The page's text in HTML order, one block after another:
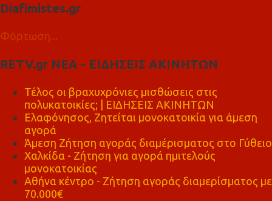
Diafimistes.gr
Φόρτωση...
RETV.gr ΝΕΑ - ΕΙΔΗΣΕΙΣ ΑΚΙΝΗΤΩΝ
Τέλος οι βραχυχρόνιες μισθώσεις στις
πολυκατοικίες; | ΕΙΔΗΣΕΙΣ ΑΚΙΝΗΤΩΝ
Ελαφόνησος, Ζητείται μονοκατοικία για άμεση
αγορά
Άμεση Ζήτηση αγοράς διαμέρισματος στο Γύθειο
Χαλκίδα - Ζήτηση για αγορά ημιτελούς
μονοκατοικίας
Αθήνα κέντρο - Ζήτηση αγοράς διαμερίσματος με
70.000€